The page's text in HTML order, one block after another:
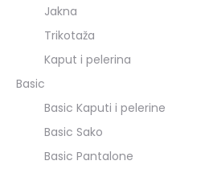
Jakna
Trikotaža
Kaput i pelerina
Basic
Basic Kaputi i pelerine
Basic Sako
Basic Pantalone